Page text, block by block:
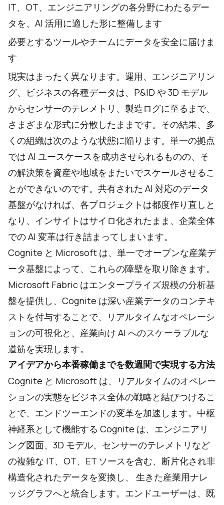
IT、OT、エンジニアリングの各分野にわたるデー
タを、AI 活用に適した形に整備します
必要とするツールやチームにデータを安全に届けま
す
現実はまったく異なります。運用、エンジニアリン
グ、ビジネスの各種データは、P&ID や 3D モデル
からセンサーのテレメトリ、製造ログに至るまで、
さまざまな形式に分散したままです。その結果、多
くの組織は次のような状態に陥ります。単一の拠点
では AI ユースケースを成功させられるものの、そ
の解決策を資産や地域をまたいでスケールさせるこ
とができないのです。共有された AI 対応のデータ
基盤がなければ、各プロジェクトは都度作り直しと
なり、インサイトはサイロ化されたまま、企業全体
での AI 変革は行き詰まってしまいます。
Cognite と Microsoft は、単一でオープンな産業デ
ータ基盤によって、これらの障壁を取り除きます。
Microsoft Fabric はエンタープライズ規模の分析基
盤を提供し、Cognite は深い産業データのコンテキ
ストを付与することで、リアルタイムなオペレーシ
ョンの可視化と、産業向け AI へのスケーラブルな
道筋を実現します。
アイデアから本番稼働までを数週間で実現する方法
Cognite と Microsoft は、リアルタイムのオペレー
ションの実態をビジネス全体の戦略と結びつけるこ
とで、エンドツーエンドの変革を加速します。中枢
神経系として機能する Cognite は、エンジニアリ
ング図面、3D モデル、センサーのテレメトリなど
の複雑な IT、OT、ET ソースを含む、断片化され非
構造化されたデータを変換し、
生きた産業用ナレ
ッジグラフへと統合します。エンドユーザーは、既